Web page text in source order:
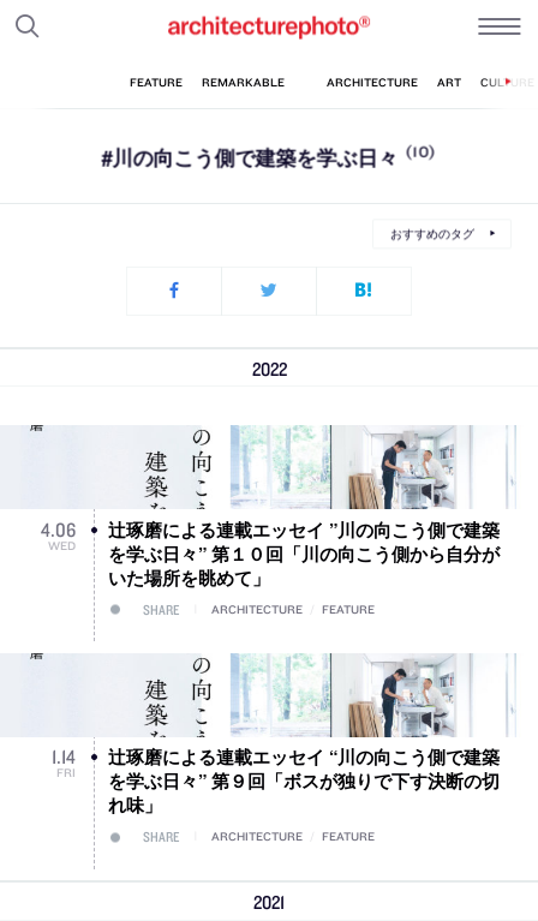
#川の向こう側で建築を学ぶ日々 (10)
おすすめのタグ
2022
4.06
WED
辻琢磨による連載エッセイ ”川の向こう側で建築
を学ぶ日々” 第１０回「川の向こう側から自分が
いた場所を眺めて」
SHARE ARCHITECTURE FEATURE
1.14
FRI
辻琢磨による連載エッセイ “川の向こう側で建築
を学ぶ日々” 第９回「ボスが独りで下す決断の切
れ味」
SHARE ARCHITECTURE FEATURE
2021